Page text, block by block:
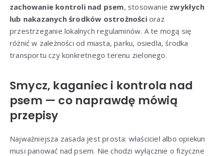
zachowanie kontroli nad psem, stosowanie zwykłych
lub nakazanych środków ostrożnościoraz
przestrzeganie lokalnych regulaminów. A te mogą się
różnić w zależności od miasta, parku, osiedla, środka
transportu czy konkretnego terenu zielonego.
Smycz, kaganiec i kontrola nad
psem — co naprawdę mówią
przepisy
Najważniejsza zasada jest prosta: właściciel albo opiekun
musi panować nad psem. Nie chodzi wyłącznie o fizyczne